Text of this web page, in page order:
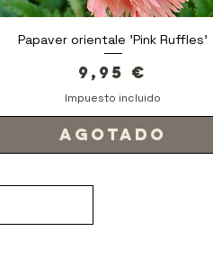
Vista rápida
Papaver orientale 'Pink Ruffles'
Precio
9,95 €
Impuesto incluido
Agotado